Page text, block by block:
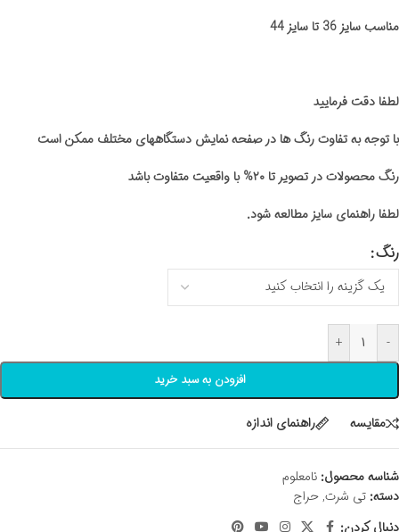
مناسب سایز 36 تا سایز 44
لطفا دقت فرمایید
با توجه به تفاوت رنگ ها در صفحه نمایش دستگاههای مختلف ممکن است
رنگ محصولات در تصویر تا ۲۰% با واقعیت متفاوت باشد
لطفا راهنمای سایز مطالعه شود.
رنگ
-
+
افزودن به سبد خرید
مقايسه راهنمای اندازه
شناسه محصول: نامعلوم
دسته: تی شرت,حراج
دنبال کردن: